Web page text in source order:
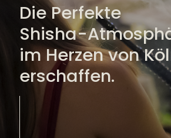
Die Perfekte
Shisha-
im Herzen von
erschaffen.